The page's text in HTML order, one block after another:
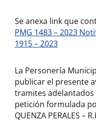
Se anexa link que
PMG 1483 – 2023
1915 – 2023
La Personería
publicar el presente
tramites adelantados
petición formulada
QUENZA PERALES –